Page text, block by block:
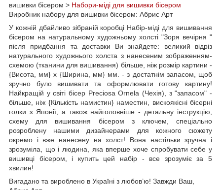
вишивки бісером > Набори-міді для вишивки бісером
Виробник набору для вишивки бісером: Абрис Арт
У кожній дбайливо зібраній коробці Набір-міді для вишивання
бісером на натуральному художньому холсті "Зоря вечірня "
після придбання та доставки Ви знайдете: великий відріз
натурального художнього холста з нанесеним зображенням-
схемою (тканини для вишивання) більше, ніж розмір картини -
{Висота, мм} х {Ширина, мм} мм. - з достатнім запасом, щоб
зручно було вишивати та оформлювати готову картину!
Найкращій у світі бісер Preciosa Ornela (Чехія), з "запасом" -
більше, ніж {Кількість намистин} наместин, вискоякісні бісерні
голки з Японії, а також найголовніше - детальну інструкцію,
схему для вишивання бісером з ключем, спеціально
розроблену нашими дизайнерами для кожного сюжету
окремо і вже нанесену на холст! Вона настільки зручна і
зрозуміла, що і людина, яка вперше хоче спробувати себе у
вишивці бісером, і купить цей набір - все зрозуміє за 5
хвилин!
Вигадано та вироблено в Україні з любов’ю! Завжди Ваш,